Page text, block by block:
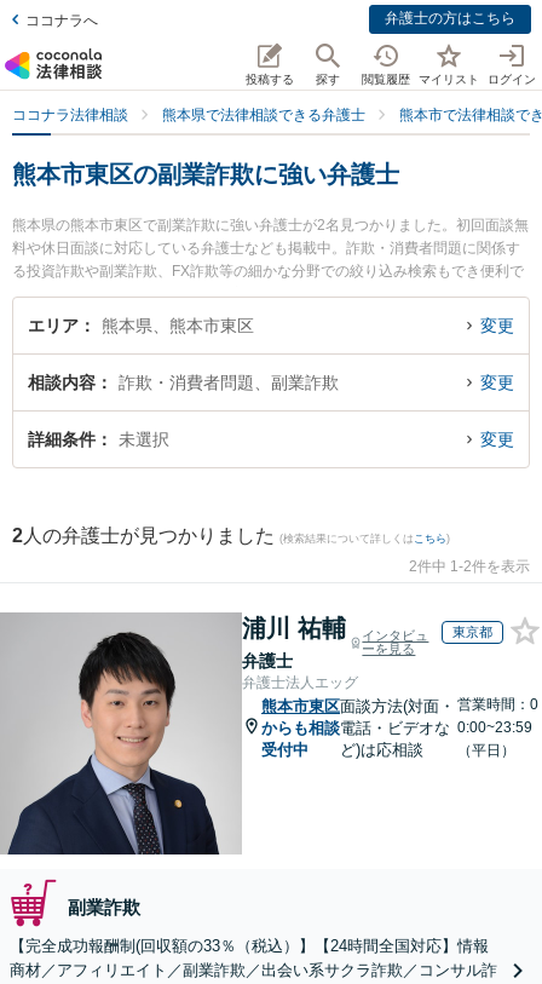
ココナラへ 弁護士の方はこちら
投稿する 探す 閲覧履歴 マイリスト ログイン
ココナラ法律相談 熊本県で法律相談できる弁護士 熊本市で法律相談で
熊本市東区の副業詐欺に強い弁護士
熊本県の熊本市東区で副業詐欺に強い弁護士が2名見つかりました。初回面談無
料や休日面談に対応している弁護士なども掲載中。詐欺・消費者問題に関係す
る投資詐欺や副業詐欺、FX詐欺等の細かな分野での絞り込み検索もでき便利で
す。特に月出・長嶺法律事務所の立山 晴大弁護士や月出・長嶺法律事務所の辻
上 友男弁護士のプロフィール情報や弁護士費用、強みなどが注目されていま
したい』『初回相談無料で副業詐欺を法律相談できる熊本市東区内の弁護士に
相談予約したい』などでお困りの相談者さんにおすすめです。
エリア 熊本県、熊本市東区 変更
相談内容 詐欺・消費者問題、副業詐欺 変更
詳細条件 未選択 変更
2 人の弁護士が見つかりました (検索結果について詳しくは こちら)
2件中 1-2件を表示
浦川 祐輔
弁護士
インタビュ
ーを見る
東京都
弁護士法人エッグ
熊本市東区
からも相談
受付中
面談方法(対面・
電話・ビデオな
ど)は応相談
営業時間：0
0:00~23:59
（平日）
副業詐欺
【完全成功報酬制(回収額の33％（税込）】【24時間全国対応】情報
商材／アフィリエイト／副業詐欺／出会い系サクラ詐欺／コンサル詐